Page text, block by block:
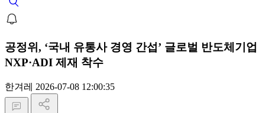
공정위, ‘국내 유통사 경영 간섭’ 글로벌 반도체기업
NXP·ADI 제재 착수
한겨레 2026-07-08 12:00:35